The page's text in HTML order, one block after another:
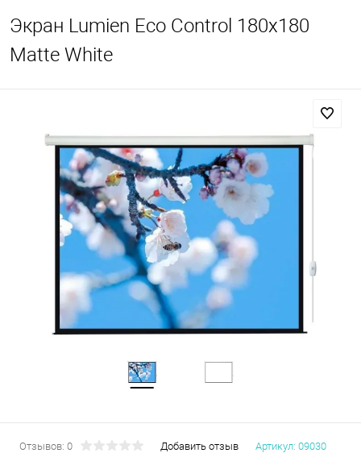
Экран Lumien Eco Control 180x180
Matte White
Отзывов: 0 Добавить отзыв Артикул: 09030